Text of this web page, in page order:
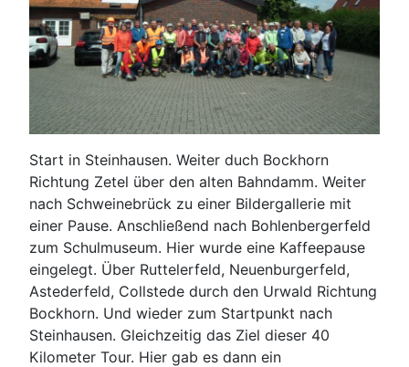
Start in Steinhausen. Weiter duch Bockhorn
Richtung Zetel über den alten Bahndamm. Weiter
nach Schweinebrück zu einer Bildergallerie mit
einer Pause. Anschließend nach Bohlenbergerfeld
zum Schulmuseum. Hier wurde eine Kaffeepause
eingelegt. Über Ruttelerfeld, Neuenburgerfeld,
Astederfeld, Collstede durch den Urwald Richtung
Bockhorn. Und wieder zum Startpunkt nach
Steinhausen. Gleichzeitig das Ziel dieser 40
Kilometer Tour. Hier gab es dann ein